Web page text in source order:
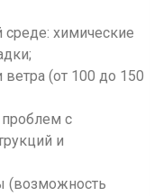
среде: химические
(от 100 до 150
с
и
(возможность